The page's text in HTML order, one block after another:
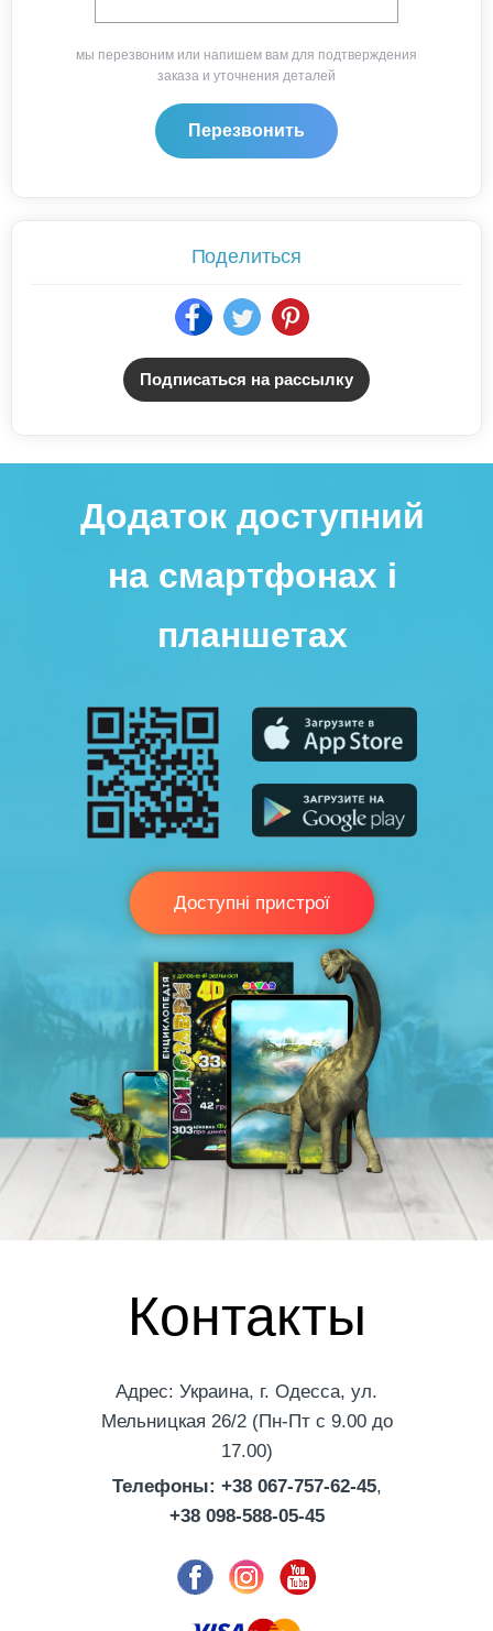
мы перезвоним или напишем вам для подтверждения
заказа и уточнения деталей
Поделиться
Подписаться на рассылку
Додаток доступний
на смартфонах і
планшетах
Доступні пристрої
Контакты
Адрес: Украина, г. Одесса, ул.
Мельницкая 26/2 (Пн-Пт с 9.00 до
17.00)
Телефоны: +38 067-757-62-45,
+38 098-588-05-45